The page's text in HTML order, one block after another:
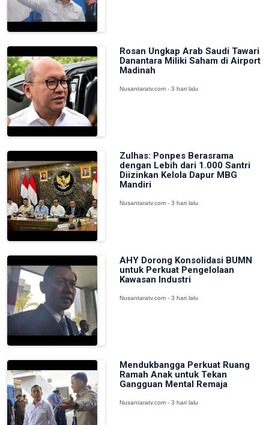
Rosan Ungkap Arab Saudi Tawari
Danantara Miliki Saham di Airport
Madinah
Nusantaratv.com - 3 hari lalu
Zulhas: Ponpes Berasrama
dengan Lebih dari 1.000 Santri
Diizinkan Kelola Dapur MBG
Mandiri
Nusantaratv.com - 3 hari lalu
AHY Dorong Konsolidasi BUMN
untuk Perkuat Pengelolaan
Kawasan Industri
Nusantaratv.com - 3 hari lalu
Mendukbangga Perkuat Ruang
Ramah Anak untuk Tekan
Gangguan Mental Remaja
Nusantaratv.com - 3 hari lalu